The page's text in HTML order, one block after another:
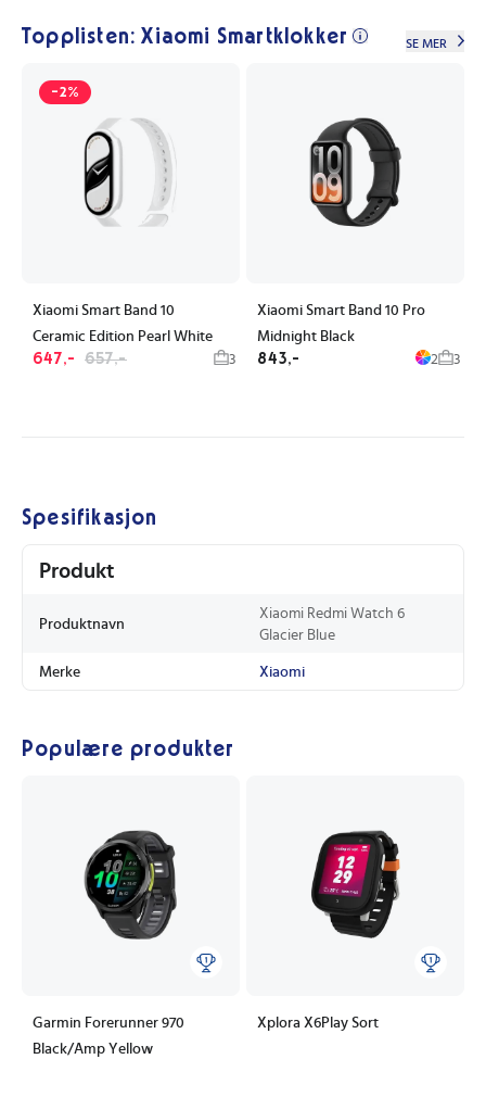
Topplisten: Xiaomi Smartklokker SE MER
-2%
Xiaomi Smart Band 10
Ceramic Edition Pearl White
647,- 657,- 3
Xiaomi Smart Band 10 Pro
Midnight Black
843,- 2 3
Spesifikasjon
Produkt
Produktnavn
Xiaomi Redmi Watch 6
Glacier Blue
Merke Xiaomi
Populære produkter
Garmin Forerunner 970
Black/Amp Yellow
Xplora X6Play Sort